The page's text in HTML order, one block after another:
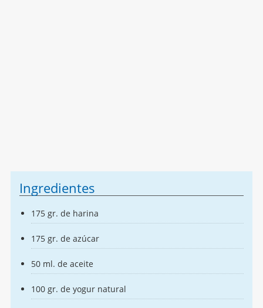
Ingredientes
175 gr. de harina
175 gr. de azúcar
50 ml. de aceite
100 gr. de yogur natural